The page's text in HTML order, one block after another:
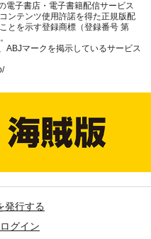
電子書店・電子書籍配信サービス
ンテンツ使用許諾を得た正規版配
とを示す登録商標（登録番号 第
ABJマークを掲示しているサービス
発行する
グイン